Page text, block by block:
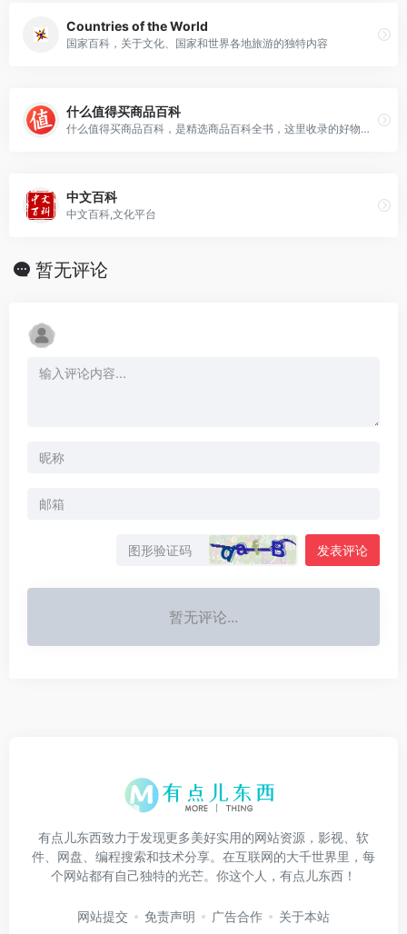
Countries of the World
国家百科，关于文化、国家和世界各地旅游的独特内容
什么值得买商品百科
什么值得买商品百科，是精选商品百科全书，这里收录的好物是经过用户推荐、专家审核，经过什么值得买海量达人用户检验过的好产品，是值得信赖的优质产品库。
中文百科
中文百科,文化平台
暂无评论
发表评论
暂无评论...
有点儿东西致力于发现更多美好实用的网站资源，影视、软
件、网盘、编程搜索和技术分享。在互联网的大千世界里，每
个网站都有自己独特的光芒。你这个人，有点儿东西！
网站提交 免责声明 广告合作 关于本站